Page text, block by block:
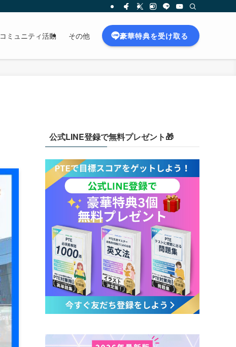
コミュニティ活動 その他 豪華特典を受け取る
公式LINE登録で無料プレゼント🎁